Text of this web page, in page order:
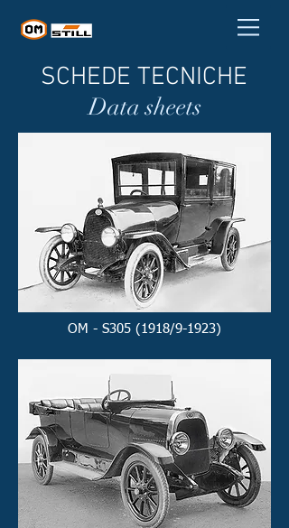
SCHEDE TECNICHE
Data sheets
OM - S305 (1918/9-1923)